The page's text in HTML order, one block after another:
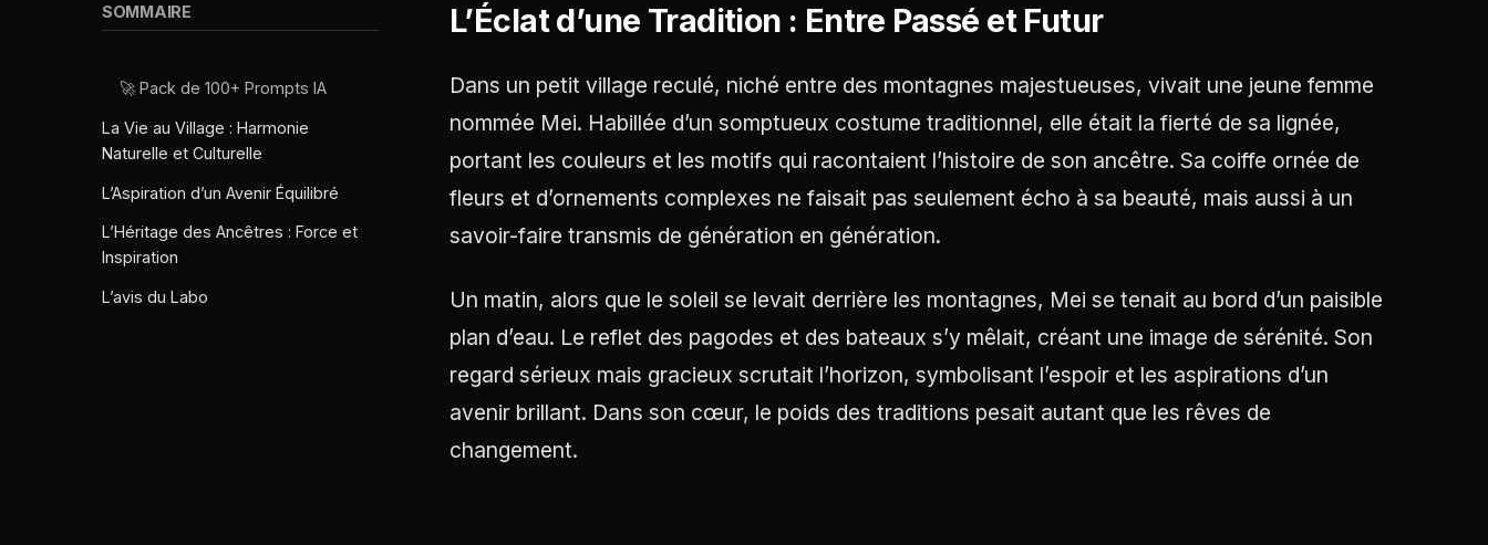
SOMMAIRE
🚀 Pack de 100+ Prompts IA
La Vie au Village : Harmonie
Naturelle et Culturelle
L’Aspiration d’un Avenir Équilibré
L’Héritage des Ancêtres : Force et
Inspiration
L’avis du Labo
L’Éclat d’une Tradition : Entre Passé et Futur
Dans un petit village reculé, niché entre des montagnes majestueuses, vivait une jeune femme
nommée Mei. Habillée d’un somptueux costume traditionnel, elle était la fierté de sa lignée,
portant les couleurs et les motifs qui racontaient l’histoire de son ancêtre. Sa coiffe ornée de
fleurs et d’ornements complexes ne faisait pas seulement écho à sa beauté, mais aussi à un
savoir-faire transmis de génération en génération.
Un matin, alors que le soleil se levait derrière les montagnes, Mei se tenait au bord d’un paisible
plan d’eau. Le reflet des pagodes et des bateaux s’y mêlait, créant une image de sérénité. Son
regard sérieux mais gracieux scrutait l’horizon, symbolisant l’espoir et les aspirations d’un
avenir brillant. Dans son cœur, le poids des traditions pesait autant que les rêves de
changement.